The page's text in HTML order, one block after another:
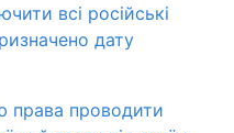
всі російські
дату
права проводити